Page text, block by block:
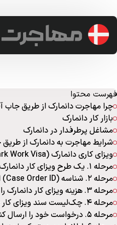
admin 29 سپتامبر 2023 13 دقیقه
مهاجرت به
فهرست محتوا
چرا مهاجرت دانمارک از طریق جاب
بازار کار دانمارک
مشاغل پرطرفدار در دانمارک
شرایط مهاجرت به دانمارک از
ویزای کاری دانمارک (Denmark Work Visa)
مرحله 1. یک طرح ویزای کار دانمارک را انتخاب کنید
مرحله 2. شناسه (Case Order ID) ایجاد کنید
مرحله 3. هزینه ویزای کار دانمارک را پرداخت کنید
مرحله 4. چک‌لیست سند ویزای کار دانمارک را تهیه کنید
مرحله 5. درخواست خود را ارسال کنید